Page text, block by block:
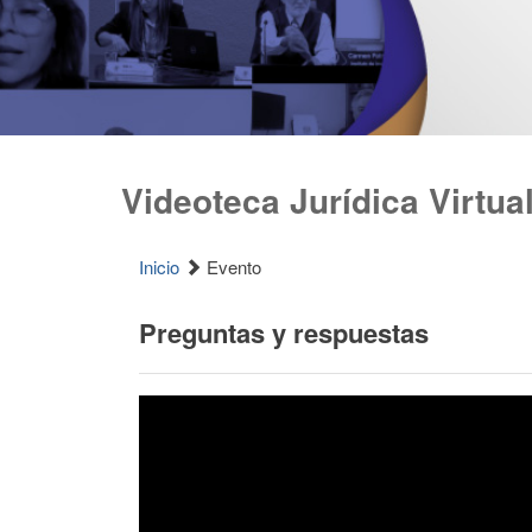
Videoteca Jurídica
Inicio Evento
Preguntas y respuestas